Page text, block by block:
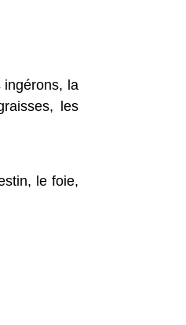
ingérons, la
les
le foie,